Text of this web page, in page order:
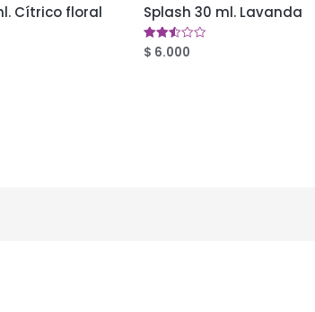
Cítrico floral Splash 30 ml. Lavanda
Valorado
en
$ 6.000